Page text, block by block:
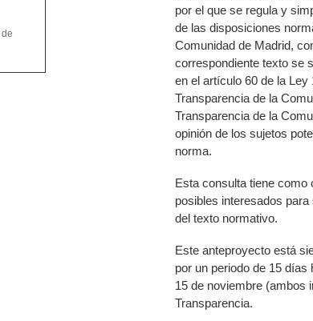
por el que se regula y
de las disposiciones
Comunidad de Madrid,
correspondiente texto se
en el artículo 60 de la Ley
Transparencia de la
Transparencia de la
opinión de los sujetos
norma.
Esta consulta tiene como
posibles interesados
del texto normativo.
Este anteproyecto está
por un periodo de 15
15 de noviembre (ambos
Transparencia.